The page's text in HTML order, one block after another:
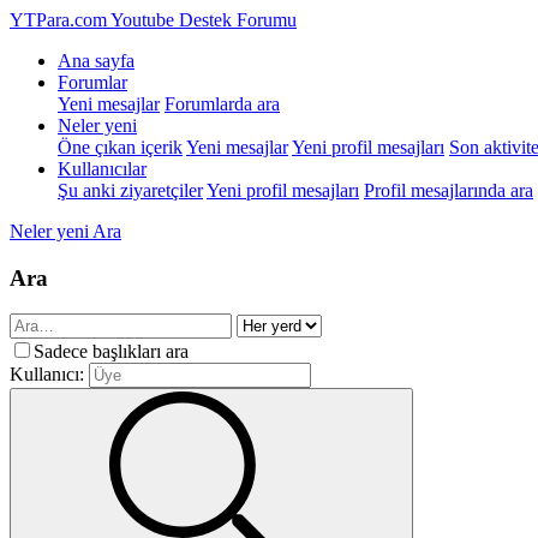
YTPara.comYoutube Destek Forumu
Ana sayfa
Forumlar
Yeni mesajlar Forumlarda ara
Neler yeni
Öne çıkan içerikYeni mesajlarYeni profil mesajları Son
Kullanıcılar
Şu anki ziyaretçilerYeni profil mesajları Profil mesajlarında ara
Neler yeni Ara
Ara
Sadece başlıkları ara
Kullanıcı: